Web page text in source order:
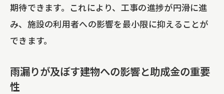
期待できます。これにより、工事の進捗が円滑に進
み、施設の利用者への影響を最小限に抑えることが
できます。
雨漏りが及ぼす建物への影響と助成金の重要
性